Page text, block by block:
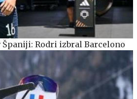
Španiji: Rodri izbral Barcelono